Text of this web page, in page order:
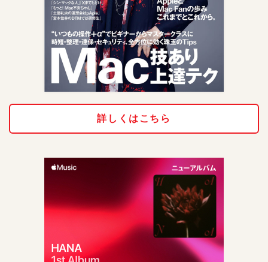
詳しくはこちら